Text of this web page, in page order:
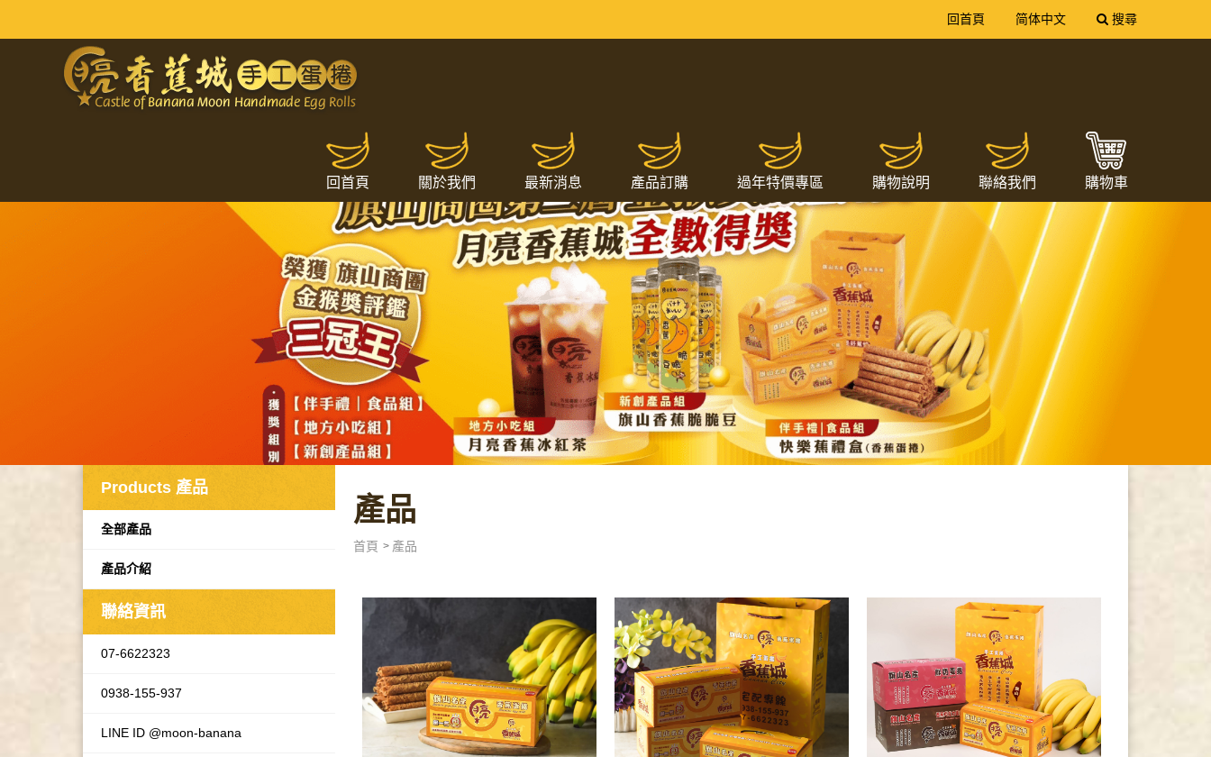
網友旗山美食推薦｜手工蛋捲禮盒
送出
回首頁 简体中文 搜尋
回首頁 關於我們 最新消息 產品訂購 過年特價專區 購物說明 聯絡我們 購物車
Products 產品
全部產品
產品介紹
聯絡資訊
07-6622323
0938-155-937
LINE ID @moon-banana
產品
首頁 產品